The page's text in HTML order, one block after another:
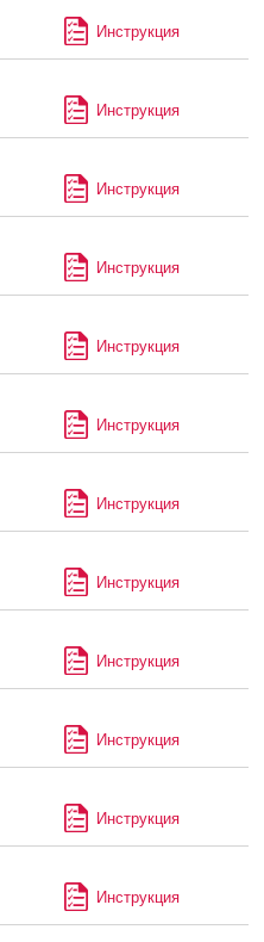
Инструкция
Инструкция
Инструкция
Инструкция
Инструкция
Инструкция
Инструкция
Инструкция
Инструкция
Инструкция
Инструкция
Инструкция